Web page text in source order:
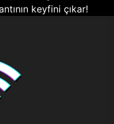
keyfini çıkar!